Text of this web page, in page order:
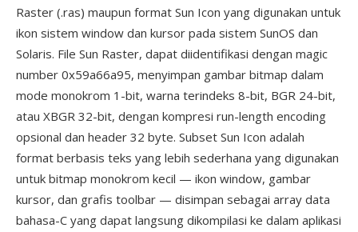
Raster (.ras) maupun format Sun Icon yang digunakan untuk
ikon sistem window dan kursor pada sistem SunOS dan
Solaris. File Sun Raster, dapat diidentifikasi dengan magic
number 0x59a66a95, menyimpan gambar bitmap dalam
mode monokrom 1-bit, warna terindeks 8-bit, BGR 24-bit,
atau XBGR 32-bit, dengan kompresi run-length encoding
opsional dan header 32 byte. Subset Sun Icon adalah
format berbasis teks yang lebih sederhana yang digunakan
untuk bitmap monokrom kecil — ikon window, gambar
kursor, dan grafis toolbar — disimpan sebagai array data
bahasa-C yang dapat langsung dikompilasi ke dalam aplikasi